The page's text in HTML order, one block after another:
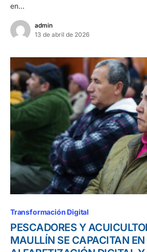
en…
admin
13 de abril de 2026
Transformación Digital
PESCADORES Y
MAULLÍN SE CAPACITAN EN